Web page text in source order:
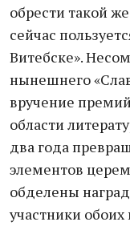
обрести такой
сейчас
Витебске».
нынешнего
вручение
области
два года
элементов
обделены
участники